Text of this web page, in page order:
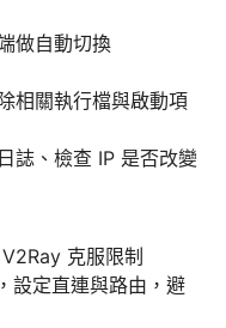
做自動切換
相關執行檔與啟動項
誌、檢查 IP 是否改變
克服限制
設定直連與路由，避